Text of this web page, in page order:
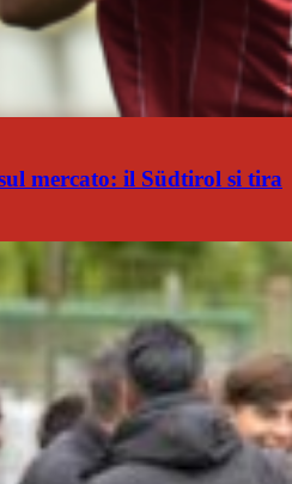
mercato: il Südtirol si tira